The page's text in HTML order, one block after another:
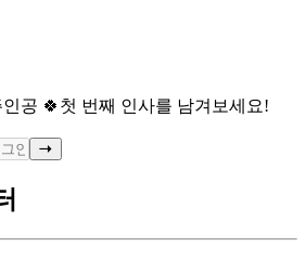
공 🍀 첫 번째 인사를 남겨보세요!